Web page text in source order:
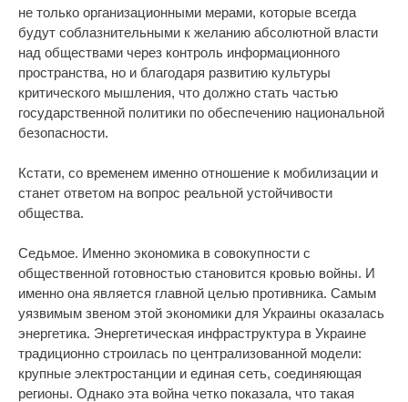
не только организационными мерами, которые всегда
будут соблазнительными к желанию абсолютной власти
над обществами через контроль информационного
пространства, но и благодаря развитию культуры
критического мышления, что должно стать частью
государственной политики по обеспечению национальной
безопасности.
Кстати, со временем именно отношение к мобилизации и
станет ответом на вопрос реальной устойчивости
общества.
Седьмое. Именно экономика в совокупности с
общественной готовностью становится кровью войны. И
именно она является главной целью противника. Самым
уязвимым звеном этой экономики для Украины оказалась
энергетика. Энергетическая инфраструктура в Украине
традиционно строилась по централизованной модели:
крупные электростанции и единая сеть, соединяющая
регионы. Однако эта война четко показала, что такая